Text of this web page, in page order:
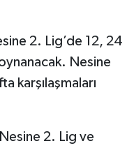
2. Lig’de 12, 24
Nesine
karşılaşmaları
2. Lig ve